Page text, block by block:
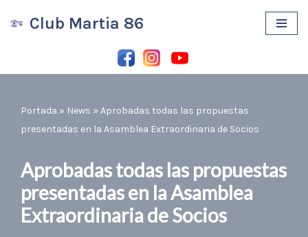
contenido
Club Martia 86
Portada » News » Aprobadas todas las propuestas
presentadas en la Asamblea Extraordinaria de Socios
Aprobadas todas las propuestas
presentadas en la Asamblea
Extraordinaria de Socios